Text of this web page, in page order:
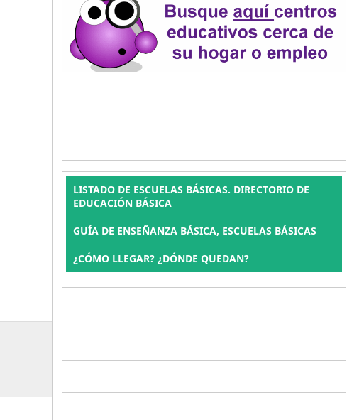
LISTADO DE ESCUELAS BÁSICAS. DIRECTORIO DE
EDUCACIÓN BÁSICA
GUÍA DE ENSEÑANZA BÁSICA, ESCUELAS BÁSICAS
¿CÓMO LLEGAR? ¿DÓNDE QUEDAN?